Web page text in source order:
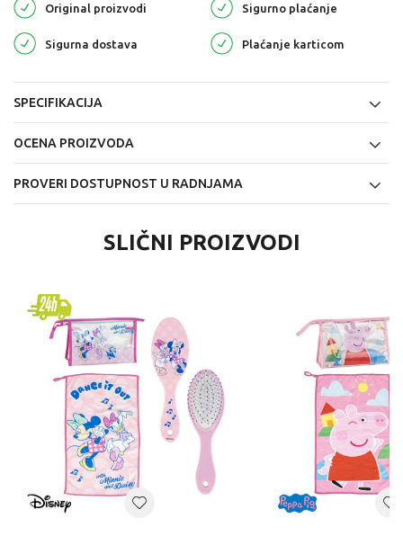
Original proizvodi Sigurno plaćanje
Sigurna dostava Plaćanje karticom
SPECIFIKACIJA
OCENA PROIZVODA
PROVERI DOSTUPNOST U RADNJAMA
SLIČNI PROIZVODI